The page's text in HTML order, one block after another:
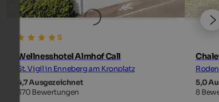
Wellnesshotel Almhof Call
St. Vigil in Enneberg am Kronplatz
4,7 Ausgezeichnet
370 Bewertungen
5,0
8